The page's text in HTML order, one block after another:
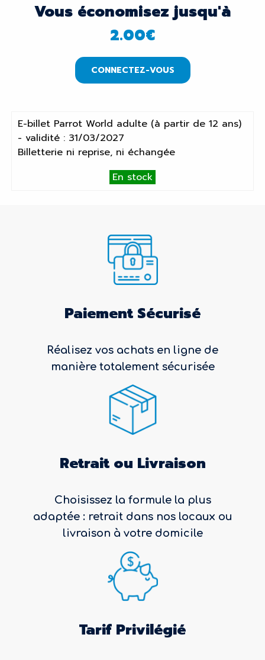
Vous économisez jusqu'à
2.00€
CONNECTEZ-VOUS
E-billet Parrot World adulte (à partir de 12 ans)
- validité : 31/03/2027
Billetterie ni reprise, ni échangée
En stock
Paiement Sécurisé
Réalisez vos achats en ligne de
manière totalement sécurisée
Retrait ou Livraison
Choisissez la formule la plus
adaptée : retrait dans nos locaux ou
livraison à votre domicile
Tarif Privilégié